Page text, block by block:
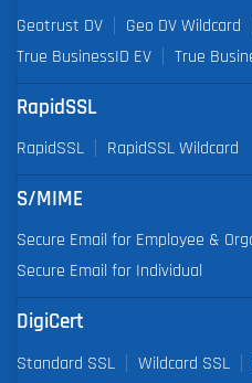
Geotrust DV Geo DV Wildcard
True BusinessID EV
True
RapidSSL
RapidSSL RapidSSL Wildcard
S/MIME
Secure Email for Employee &
Secure Email for Individual
DigiCert
Standard SSL Wildcard SSL